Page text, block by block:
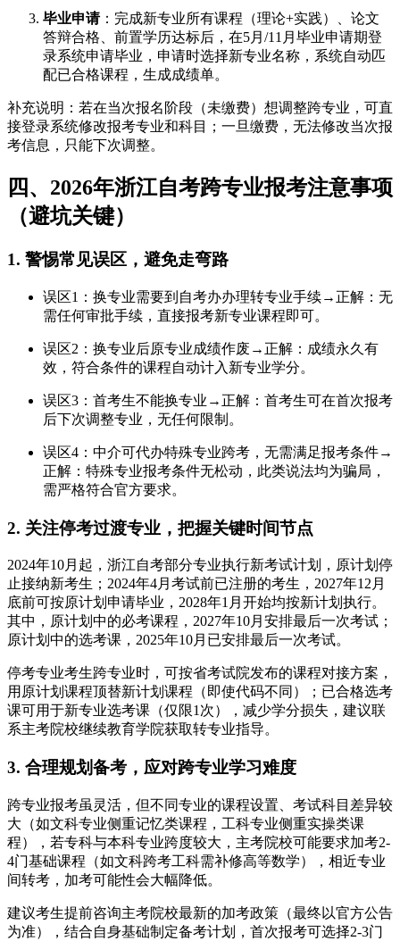
毕业申请：完成新专业所有课程（理论+实践）、论文
答辩合格、前置学历达标后，在5月/11月毕业申请期登
录系统申请毕业，申请时选择新专业名称，系统自动匹
配已合格课程，生成成绩单。
补充说明：若在当次报名阶段（未缴费）想调整跨专业，可直
接登录系统修改报考专业和科目；一旦缴费，无法修改当次报
考信息，只能下次调整。
四、2026年浙江自考跨专业报考注意事项
（避坑关键）
1. 警惕常见误区，避免走弯路
误区1：换专业需要到自考办办理转专业手续→正解：无
需任何审批手续，直接报考新专业课程即可。
误区2：换专业后原专业成绩作废→正解：成绩永久有
效，符合条件的课程自动计入新专业学分。
误区3：首考生不能换专业→正解：首考生可在首次报考
后下次调整专业，无任何限制。
误区4：中介可代办特殊专业跨考，无需满足报考条件→
正解：特殊专业报考条件无松动，此类说法均为骗局，
需严格符合官方要求。
2. 关注停考过渡专业，把握关键时间节点
2024年10月起，浙江自考部分专业执行新考试计划，原计划停
止接纳新考生；2024年4月考试前已注册的考生，2027年12月
底前可按原计划申请毕业，2028年1月开始均按新计划执行。
其中，原计划中的必考课程，2027年10月安排最后一次考试；
原计划中的选考课，2025年10月已安排最后一次考试。
停考专业考生跨专业时，可按省考试院发布的课程对接方案，
用原计划课程顶替新计划课程（即使代码不同）；已合格选考
课可用于新专业选考课（仅限1次），减少学分损失，建议联
系主考院校继续教育学院获取转专业指导。
3. 合理规划备考，应对跨专业学习难度
跨专业报考虽灵活，但不同专业的课程设置、考试科目差异较
大（如文科专业侧重记忆类课程，工科专业侧重实操类课
程），若专科与本科专业跨度较大，主考院校可能要求加考2-
4门基础课程（如文科跨考工科需补修高等数学），相近专业
间转考，加考可能性会大幅降低。
建议考生提前咨询主考院校最新的加考政策（最终以官方公告
为准），结合自身基础制定备考计划，首次报考可选择2-3门